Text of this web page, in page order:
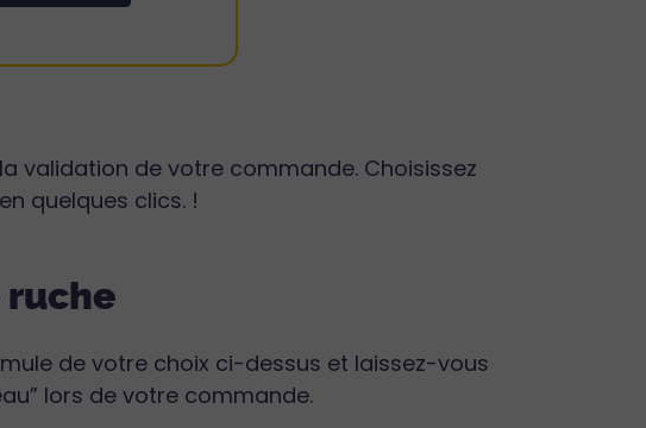
validation de votre commande. Choisissez
quelques clics. !
ruche
de votre choix ci-dessus et laissez-vous
lors de votre commande.